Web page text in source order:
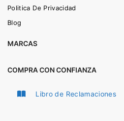
Politica De Privacidad
Blog
MARCAS
COMPRA CON CONFIANZA
Libro de Reclamaciones